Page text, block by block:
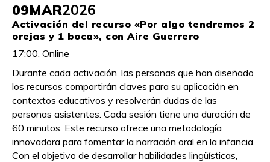
09MAR2026
Activación del recurso «Por algo tendremos 2
orejas y 1 boca», con Aire Guerrero
17:00, Online
Durante cada activación, las personas que han diseñado
los recursos compartirán claves para su aplicación en
contextos educativos y resolverán dudas de las
personas asistentes. Cada sesión tiene una duración de
60 minutos. Este recurso ofrece una metodología
innovadora para fomentar la narración oral en la infancia.
Con el objetivo de desarrollar habilidades lingüísticas,